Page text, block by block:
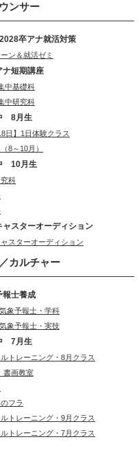
ンサー
卒アナ就活対策
ン＆就活ゼミ
ナ短期講座
中基礎科
中研究科
8月生
日】1日体験クラス
8～10月）
10月生
科
ャスターオーディション
スターオーディション
カルチャー
報士養成
象予報士・学科
象予報士・実技
7月生
ルトレーニング・8月クラス
書画教室
フラ
ルトレーニング・9月クラス
ルトレーニング・7月クラス